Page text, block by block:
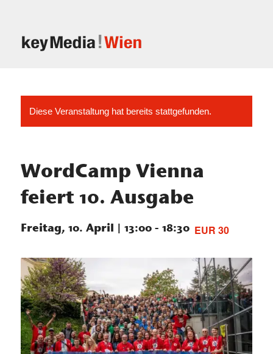
Diese Veranstaltung hat bereits stattgefunden.
WordCamp Vienna
feiert 10. Ausgabe
Freitag, 10. April | 13:00- 18:30 EUR 30